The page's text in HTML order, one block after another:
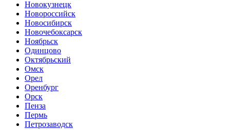
Новокузнецк
Новороссийск
Новосибирск
Новочебоксарск
Ноябрьск
Одинцово
Октябрьский
Омск
Орел
Оренбург
Орск
Пенза
Пермь
Петрозаводск